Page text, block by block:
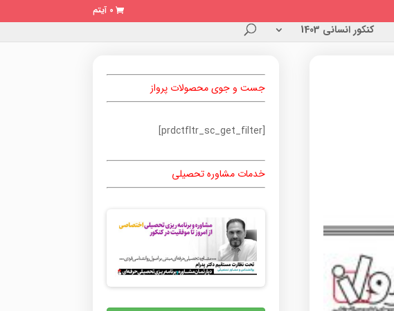
0 آیتم
کنکور انسانی 1403
جست و جوی محصولات پرواز
[prdctfltr_sc_get_filter]
خدمات مشاوره تحصیلی